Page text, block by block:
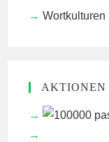
Wortkulturen
AKTIONEN